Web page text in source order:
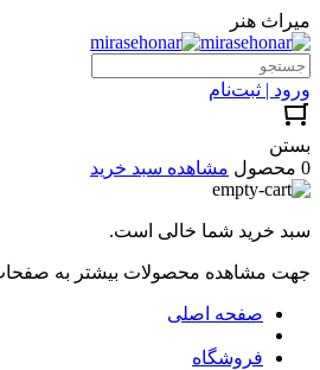
میراث هنر
ورود | ثبت‌نام
بستن
0 محصول
مشاهده سبد خرید
سبد خرید شما خالی است.
جهت مشاهده محصولات بیشتر به صفحات
صفحه اصلی
فروشگاه